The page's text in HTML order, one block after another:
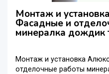
Монтаж и
Фасадные и
минералка дождик
Монтаж и установка
отделочные работы